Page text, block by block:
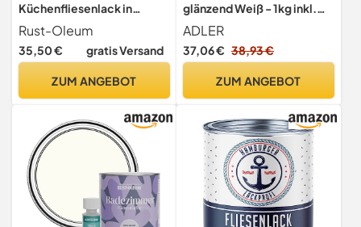
Küchenfliesenlack in
hellgrau mit Matt Finish -
Kiesel 750ML
Rust-Oleum
35,50 € gratis Versand
ZUM ANGEBOT
glänzend Weiß - 1kg inkl.
Härter - Hochwertige
Fliesenfarbe mit
hervorragenden
diverse Untergründe,
ADLER
37,06 € 38,93 €
ZUM ANGEBOT